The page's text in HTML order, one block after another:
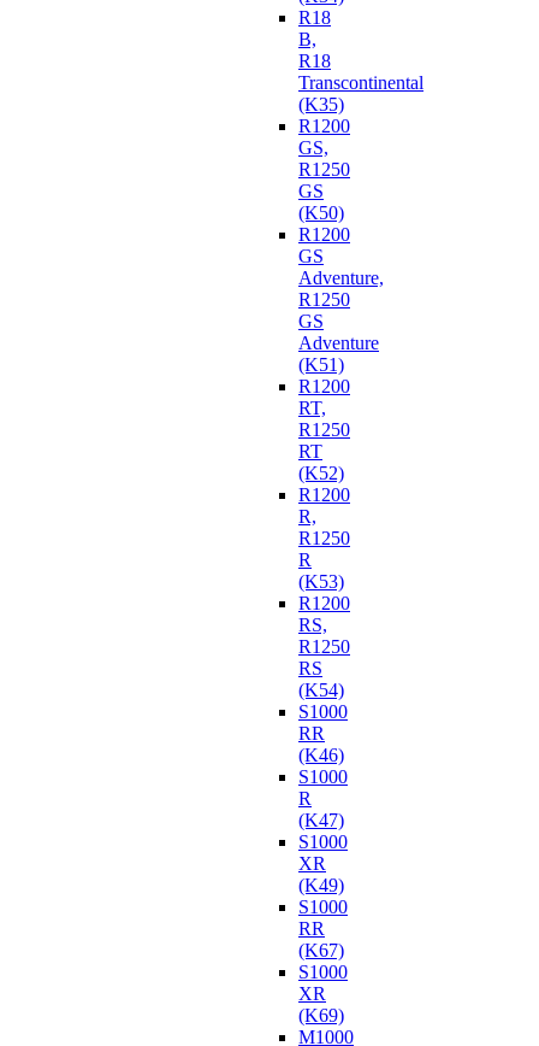
R18
B,
R18
Transcontinental
(K35)
R1200
GS,
R1250
GS
(K50)
R1200
GS
Adventure,
R1250
GS
Adventure
(K51)
R1200
RT,
R1250
RT
(K52)
R1200
R,
R1250
R
(K53)
R1200
RS,
R1250
RS
(K54)
S1000
RR
(K46)
S1000
R
(K47)
S1000
XR
(K49)
S1000
RR
(K67)
S1000
XR
(K69)
M1000